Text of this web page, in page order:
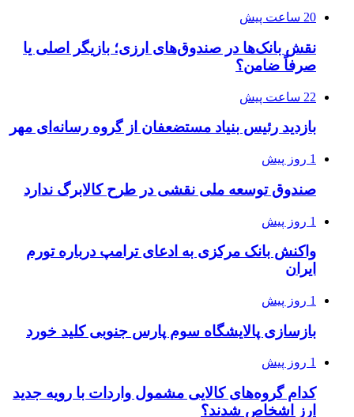
20 ساعت پیش
نقش بانک‌ها در صندوق‌های ارزی؛ بازیگر اصلی یا
صرفاً ضامن؟
22 ساعت پیش
بازدید رئیس بنیاد مستضعفان از گروه رسانه‌ای مهر
1 روز پیش
صندوق توسعه ملی نقشی در طرح کالابرگ ندارد
1 روز پیش
واکنش بانک مرکزی به ادعای ترامپ درباره تورم
ایران
1 روز پیش
بازسازی پالایشگاه سوم پارس جنوبی کلید خورد
1 روز پیش
کدام گروه‌های کالایی مشمول واردات با رویه جدید
ارز اشخاص شدند؟